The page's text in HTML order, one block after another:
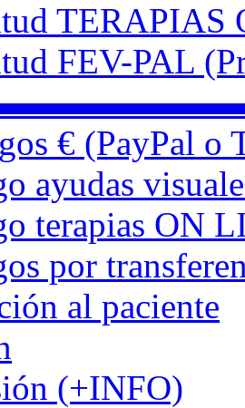
TERAPIAS
FEV-PAL
€ (PayPal o
ayudas
terapias ON
por
al paciente
(+INFO)